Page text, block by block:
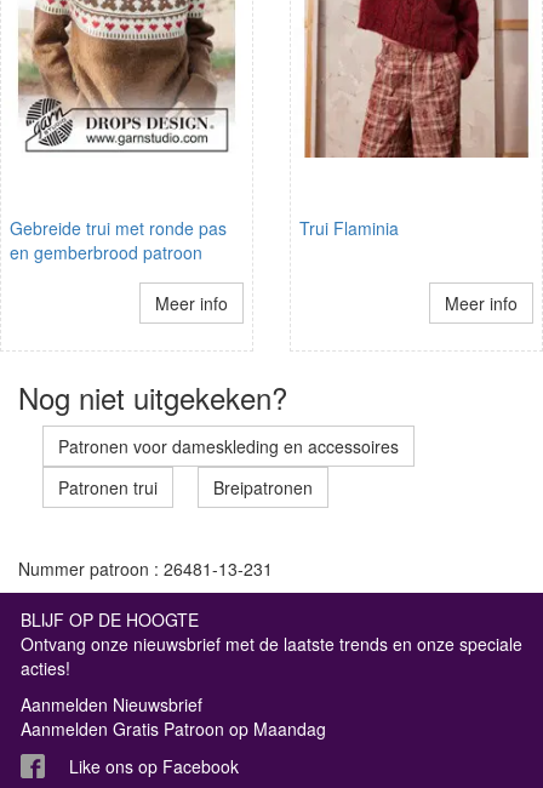
Gebreide trui met ronde pas
en gemberbrood patroon
Meer info
Trui Flaminia
Meer info
Nog niet uitgekeken?
Patronen voor dameskleding en accessoires
Patronen trui
Breipatronen
Nummer patroon : 26481-13-231
BLIJF OP DE HOOGTE
Ontvang onze nieuwsbrief met de laatste trends en onze speciale
acties!
Aanmelden Nieuwsbrief
Aanmelden Gratis Patroon op Maandag
Like ons op Facebook